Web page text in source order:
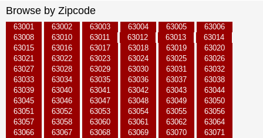
Browse by Zipcode
63001 63002 63003 63004 63005
63006
63008
63010 63011 63012 63013
63014
63015
63016 63017 63018 63019
63020
63021
63022 63023 63024 63025
63026
63027
63028 63029 63030 63031
63032
63033
63034 63035 63036 63037
63038
63039
63040 63041 63042 63043
63044
63045
63046 63047 63048 63049
63050
63051
63052 63053 63054 63055
63056
63057
63058 63060 63061 63062
63064
63066
63067 63068 63069 63070
63071